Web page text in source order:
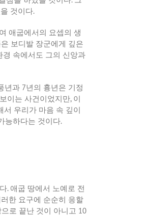
것이다.
애굽에서의 요셉의 생
보디발 장군에게 깊은
속에서도 그의 신앙과
년과 7년의 흉년은 기정
이는 사건이었지만, 이
서 우리가 마음 속 깊이
능하다는 것이다.
. 애굽 땅에서 노예로 전
한 요구에 순순히 응할
로 끝난 것이 아니고 10